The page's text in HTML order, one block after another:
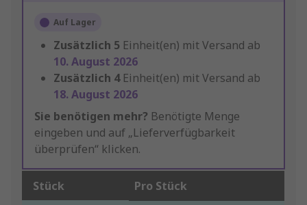
Auf Lager
Zusätzlich 5 Einheit(en) mit Versand ab
10. August 2026
Zusätzlich 4 Einheit(en) mit Versand ab
18. August 2026
Sie benötigen mehr? Benötigte Menge
eingeben und auf „Lieferverfügbarkeit
überprüfen“ klicken.
Stück Pro Stück